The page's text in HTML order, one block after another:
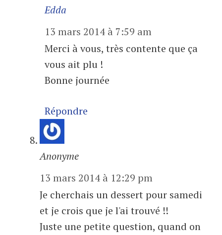
Edda
13 mars 2014 à 7:59 am
Merci à vous, très contente que ça
vous ait plu !
Bonne journée
Répondre
Anonyme
13 mars 2014 à 12:29 pm
Je cherchais un dessert pour samedi
et je crois que je l'ai trouvé !!
Juste une petite question, quand on